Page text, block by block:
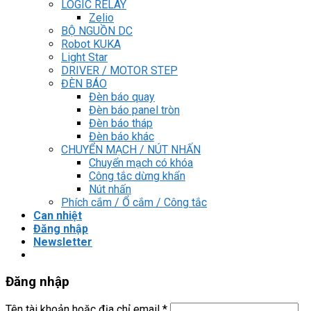
LOGIC RELAY
Zelio
BỘ NGUỒN DC
Robot KUKA
Light Star
DRIVER / MOTOR STEP
ĐÈN BÁO
Đèn báo quay
Đèn báo panel tròn
Đèn báo tháp
Đèn báo khác
CHUYỂN MẠCH / NÚT NHẤN
Chuyển mạch có khóa
Công tắc dừng khẩn
Nút nhấn
Phích cắm / Ổ cắm / Công tắc
Can nhiệt
Đăng nhập
Newsletter
Đăng nhập